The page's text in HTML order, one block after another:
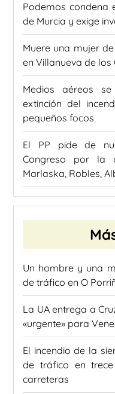
Podemos condena
de Murcia y exige
Muere una mujer
en Villanueva de los
Medios aéreos
extinción del
pequeños focos
El PP pide de
Congreso por la
Marlaska, Robles,
Un hombre y una
de tráfico en O
La UA entrega a
«urgente» para
El incendio de la
de tráfico en
carreteras